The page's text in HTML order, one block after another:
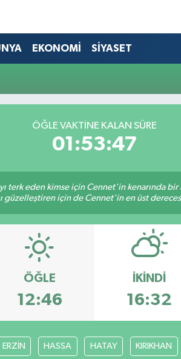
EKONOMİ SİYASET
ÖĞLE VAKTINE KALAN SÜRE
01:53:47
terk eden kimse için Cennet'in kenarında
güzelleştiren için de Cennet'in en üst
ÖĞLE
12:46
İKINDI
16:32
ERZİN HASSA HATAY KIRIKHAN